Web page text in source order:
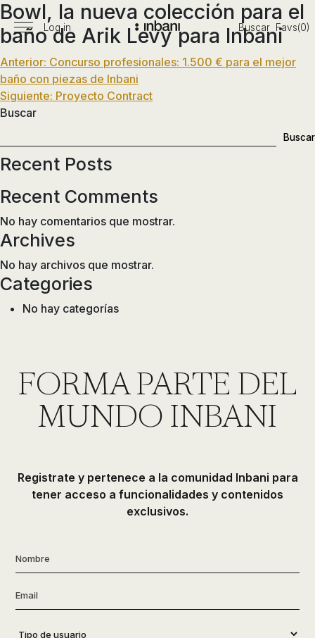
Pasar
al
contenido
Vanguardia
en
diseño
materiales
tecnologías
muebles,
Menú Log in Buscar Favs(0)
Bowl, la nueva colección para el
baño de Arik Levy para Inbani
Navegación
de
entradas
Anterior: Concurso profesionales: 1.500 € para el mejor
baño con piezas de Inbani
Siguiente: Proyecto Contract
Buscar
Buscar
Recent Posts
Recent Comments
No hay comentarios que mostrar.
Archives
No hay archivos que mostrar.
Categories
No hay categorías
FORMA PARTE DEL
MUNDO INBANI
Registrate y pertenece a la comunidad Inbani para
tener acceso a funcionalidades y contenidos
exclusivos.
Nombre
Email
Tipo